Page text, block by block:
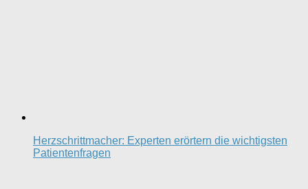
Herzschrittmacher: Experten erörtern die wichtigsten
Patientenfragen